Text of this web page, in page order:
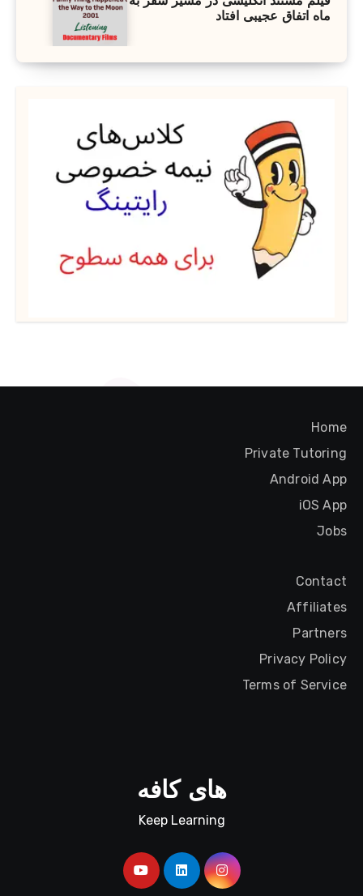
ماه اتفاق عجیبی افتاد
Home
Private Tutoring
Android App
iOS App
Jobs
Contact
Affiliates
Partners
Privacy Policy
Terms of Service
های کافه
Keep Learning